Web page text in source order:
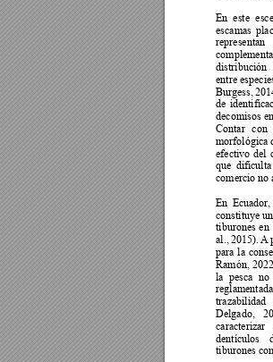
En este
escamas
representan
distribución
entre
Burgess,
de
decomisos en
Contar con
morfológica
efectivo del
que dificulta
comercio no
En Ecuador,
constituye
tiburones en
al., 2015). A
para la
Ramón,
la pesca no
reglamentada
trazabilidad
Delgado,
caracterizar
dentículos
tiburones